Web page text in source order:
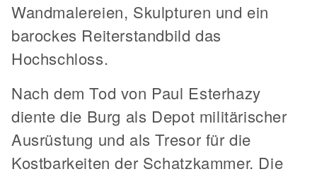
Wandmalereien, Skulpturen und ein
barockes Reiterstandbild das
Hochschloss.
Nach dem Tod von Paul Esterhazy
diente die Burg als Depot militärischer
Ausrüstung und als Tresor für die
Kostbarkeiten der Schatzkammer. Die